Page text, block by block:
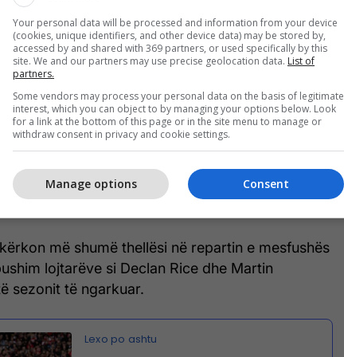
falë aftësisë së tij për të luajtur si në
ashtu edhe në organizimin e lojës. Portugezi ka
gola dhe katër asistime këtë sezon, duke
personalitet në nivelet më të larta të futbollit
finalen e Kupës së Ligës ndaj Manchester City,
kanë vendosur të forcojnë skuadrën me
për të rritur konkurrencën dhe për të synuar
e Kampionëve.
më shumë thellësi në repartin e mesfushës
lojtarëve si Declan Rice dhe Martin
sezonit të ngarkuar.
Your personal data will be processed and information from your device
(cookies, unique identifiers, and other device data) may be stored by,
accessed by and shared with 369 partners, or used specifically by this
site. We and our partners may use precise geolocation data. List of
partners.
Some vendors may process your personal data on the basis of legitimate
interest, which you can object to by managing your options below. Look
for a link at the bottom of this page or in the site menu to manage or
withdraw consent in privacy and cookie settings.
Consent
Manage options